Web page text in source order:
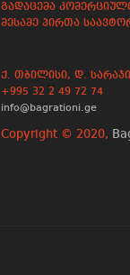
გადაცემა
მესამე პირთა
ქ. თბილისი, დ.
+995 32 2 49 72 74
info@bagrationi.ge
Copyright © 2020,